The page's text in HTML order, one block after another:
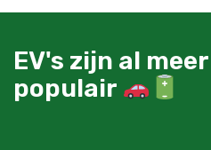
EV's zijn al
populair